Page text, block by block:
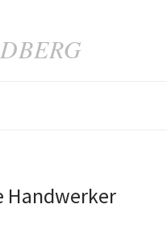
Handwerker